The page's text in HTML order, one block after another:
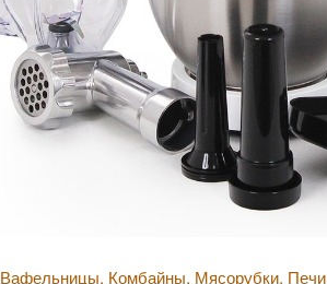
Вафельницы Комбайны Мясорубки Печи